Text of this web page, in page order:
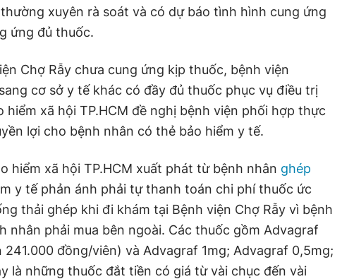
xuyên rà soát và có dự báo tình hình cung ứng
ứng đủ thuốc.
Chợ Rẫy chưa cung ứng kịp thuốc, bệnh viện
cơ sở y tế khác có đầy đủ thuốc phục vụ điều trị
hiểm xã hội TP.HCM đề nghị bệnh viện phối hợp thực
lợi cho bệnh nhân có thẻ bảo hiểm y tế.
hiểm xã hội TP.HCM xuất phát từ bệnh nhân ghép
y tế phản ánh phải tự thanh toán chi phí thuốc ức
thải ghép khi đi khám tại Bệnh viện Chợ Rẫy vì bệnh
nhân phải mua bên ngoài. Các thuốc gồm Advagraf
241.000 đồng/viên) và Advagraf 1mg; Advagraf 0,5mg;
là những thuốc đắt tiền có giá từ vài chục đến vài